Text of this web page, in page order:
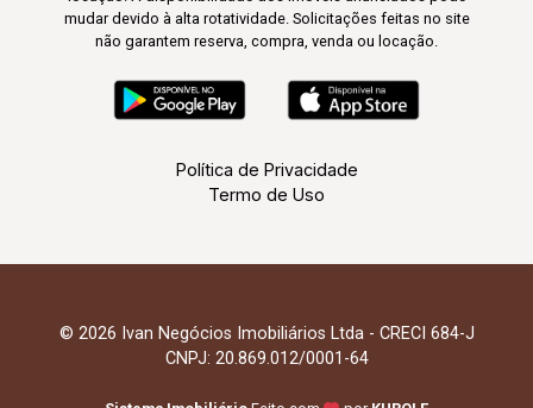
mudar devido à alta rotatividade. Solicitações feitas no site
não garantem reserva, compra, venda ou locação.
Política de Privacidade
Termo de Uso
© 2026 Ivan Negócios Imobiliários Ltda - CRECI 684-J
CNPJ: 20.869.012/0001-64